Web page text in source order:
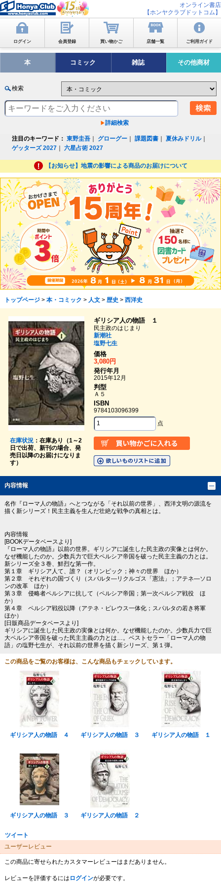
オンライン書店
【ホンヤクラブドットコム】
ログイン 会員登録 買い物かご 店舗一覧 ご利用ガイド
本 コミック 雑誌 その他商材
検索
詳細検索
注目のキーワード： 東野圭吾 グローグー ｜課題図書 ｜夏休みドリル｜
ゲッターズ 2027 ｜六星占術 2027
【お知らせ】地震の影響による商品のお届けについて
トップページ> 本・コミック > 人文> 歴史 > 西洋史
在庫状況：在庫あり（1～2
日で出荷、新刊の場合、発
売日以降のお届けになりま
す）
ギリシア人の物語 １
民主政のはじまり
新潮社
塩野七生
価格
3,080円
発行年月
2015年12月
判型
Ａ５
ISBN
9784103096399
点
内容情報
名作『ローマ人の物語』へとつながる「それ以前の世界」、西洋文明の源流を
描く新シリーズ！民主主義を生んだ壮絶な戦争の真相とは。
内容情報
[BOOKデータベースより]
『ローマ人の物語』以前の世界。ギリシアに誕生した民主政の実像とは何か。
なぜ機能したのか。少数兵力で巨大ペルシア帝国を破った民主主義の力とは。
新シリーズ全３巻、鮮烈な第一作。
第１章 ギリシア人て、誰？（オリンピック；神々の世界 ほか）
第２章 それぞれの国づくり（スパルタ―リクルゴス「憲法」；アテネ―ソロ
ンの改革 ほか）
第３章 侵略者ペルシアに抗して（ペルシア帝国；第一次ペルシア戦役 ほ
か）
第４章 ペルシア戦役以降（アテネ・ピレウス一体化；スパルタの若き将軍
ほか）
[日販商品データベースより]
ギリシアに誕生した民主政の実像とは何か。なぜ機能したのか。少数兵力で巨
大ペルシア帝国を破った民主主義の力とは…。ベストセラー「ローマ人の物
語」の塩野七生が、それ以前の世界を描く新シリーズ、第１弾。
この商品をご覧のお客様は、こんな商品もチェックしています。
ギリシア人の物語 ４ ギリシア人の物語 ３ ギリシア人の物語 １
ギリシア人の物語 ３ ギリシア人の物語 ２
ツイート
ユーザーレビュー
この商品に寄せられたカスタマーレビューはまだありません。
レビューを評価するには ログインが必要です。